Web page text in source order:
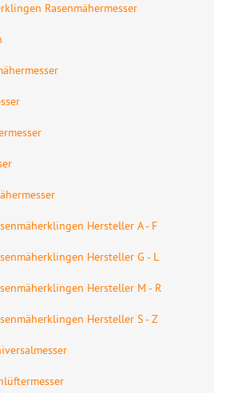
Rasenmähermesser
Hersteller A - F
Hersteller G - L
Hersteller M - R
Hersteller S - Z